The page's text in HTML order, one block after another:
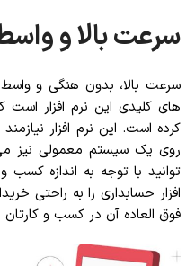
سرعت بالا و
سرعت بالا، بدون هنگی و
های کلیدی این نرم افزار است
کرده است. این نرم افزار
روی یک سیستم معمولی نیز
توانید با توجه به اندازه
افزار حسابداری را به راحتی
فوق العاده آن در کسب و کارتان